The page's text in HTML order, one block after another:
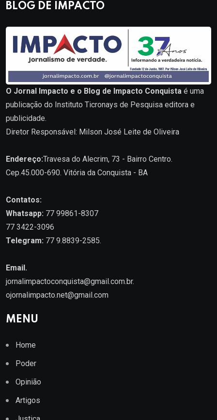
BLOG DE IMPACTO
O Jornal Impacto e o Blog de Impacto Conquista é uma
publicação do Instituto Ticronays de Pesquisa editora e
publicidade.
Diretor Responsável: Milson José Leite de Oliveira
Endereço:Travesa do Alecrim, 73 - Bairro Centro.
Cep.45.000-690. Vitória da Conquista - BA
Contatos:
Whatsapp: 77 99861-8307
77 3422-3096
Telegram: 77 9.8839-2585.
Email.
jornalimpactoconquista@gmail.com.br.
ojornalimpacto.net@gmail.com
MENU
Home
Poder
Opinião
Artigos